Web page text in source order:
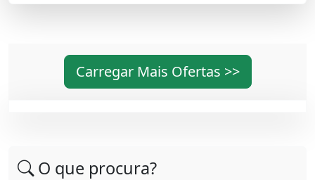
Carregar Mais Ofertas >>
O que procura?